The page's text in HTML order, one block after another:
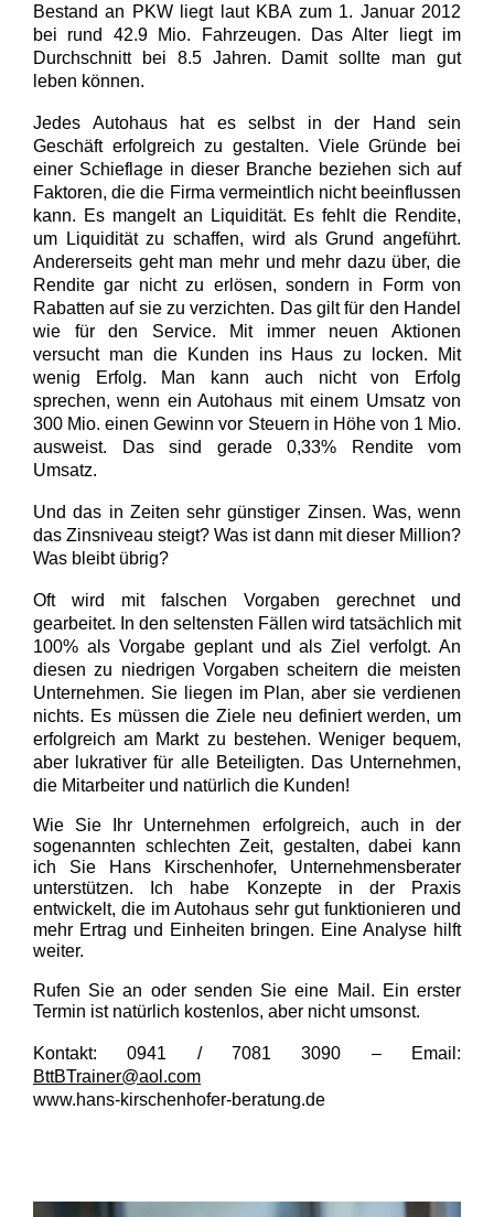
Bestand an PKW liegt laut KBA zum 1. Januar 2012
bei rund 42.9 Mio. Fahrzeugen. Das Alter liegt im
Durchschnitt bei 8.5 Jahren. Damit sollte man gut
leben können.
Jedes Autohaus hat es selbst in der Hand sein
Geschäft erfolgreich zu gestalten. Viele Gründe bei
einer Schieflage in dieser Branche beziehen sich auf
Faktoren, die die Firma vermeintlich nicht beeinflussen
kann. Es mangelt an Liquidität. Es fehlt die Rendite,
um Liquidität zu schaffen, wird als Grund angeführt.
Andererseits geht man mehr und mehr dazu über, die
Rendite gar nicht zu erlösen, sondern in Form von
Rabatten auf sie zu verzichten. Das gilt für den Handel
wie für den Service. Mit immer neuen Aktionen
versucht man die Kunden ins Haus zu locken. Mit
wenig Erfolg. Man kann auch nicht von Erfolg
sprechen, wenn ein Autohaus mit einem Umsatz von
300 Mio. einen Gewinn vor Steuern in Höhe von 1 Mio.
ausweist. Das sind gerade 0,33% Rendite vom
Umsatz.
Und das in Zeiten sehr günstiger Zinsen. Was, wenn
das Zinsniveau steigt? Was ist dann mit dieser Million?
Was bleibt übrig?
Oft wird mit falschen Vorgaben gerechnet und
gearbeitet. In den seltensten Fällen wird tatsächlich mit
100% als Vorgabe geplant und als Ziel verfolgt. An
diesen zu niedrigen Vorgaben scheitern die meisten
Unternehmen. Sie liegen im Plan, aber sie verdienen
nichts. Es müssen die Ziele neu definiert werden, um
erfolgreich am Markt zu bestehen. Weniger bequem,
aber lukrativer für alle Beteiligten. Das Unternehmen,
die Mitarbeiter und natürlich die Kunden!
Wie Sie Ihr Unternehmen erfolgreich, auch in der
sogenannten schlechten Zeit, gestalten, dabei kann
ich Sie Hans Kirschenhofer, Unternehmensberater
unterstützen. Ich habe Konzepte in der Praxis
entwickelt, die im Autohaus sehr gut funktionieren und
mehr Ertrag und Einheiten bringen. Eine Analyse hilft
weiter.
Rufen Sie an oder senden Sie eine Mail. Ein erster
Termin ist natürlich kostenlos, aber nicht umsonst.
Kontakt: 0941 / 7081 3090 – Email:
BttBTrainer@aol.com
www.hans-kirschenhofer-beratung.de